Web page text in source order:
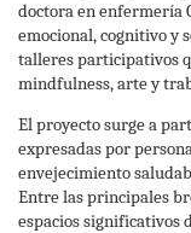
doctora en enfermería
emocional, cognitivo y
talleres participativos
mindfulness, arte y
El proyecto surge a
expresadas por
envejecimiento
Entre las principales
espacios significativos